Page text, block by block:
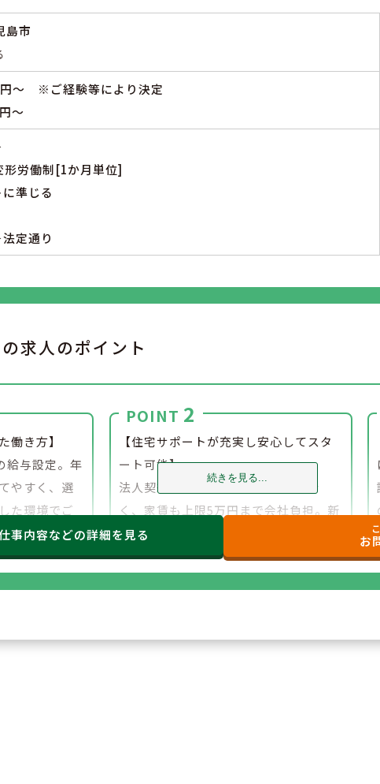
島市
～ ※ご経験等により決定
～
形労働制[1か月単位]
準じる
定通り
求人のポイント
働き方】
給与設定。年
やすく、選
た環境でご
POINT 2
【住宅サポートが充実し安心してスタ
ート可能】
法人契約により初期費用の負担がな
く、家賃も上限5万円まで会社負担。新
たな環境でも安心して勤務を開始でき
ます。
続きを見る...
事内容などの詳細を見る お